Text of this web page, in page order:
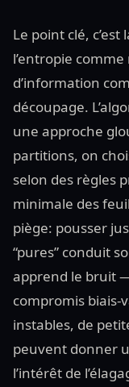
Le point clé,
l’entropie
d’information
découpage.
une approche
partitions, on
selon des règles
minimale des
piège: pousser
“pures” conduit
apprend le bruit
compromis biais-
instables, de
peuvent donner
l’intérêt de